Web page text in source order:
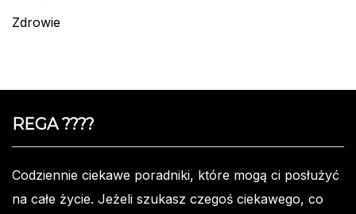
Zdrowie
REGA ????️
Codziennie ciekawe poradniki, które mogą ci posłużyć
na całe życie. Jeżeli szukasz czegoś ciekawego, co